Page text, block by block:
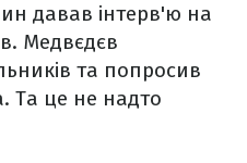
давав інтерв'ю на
Медвєдєв
та попросив
Та це не надто